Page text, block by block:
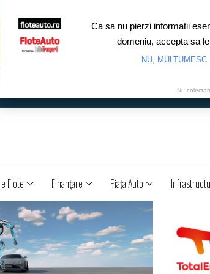
Flote Finanţare Piaţa Auto
Ca sa nu pierzi informatii
domeniu, accepta sa
NU, MULTUMESC
Nu